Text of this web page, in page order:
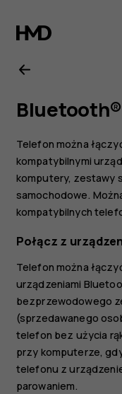
Nokia
G21
—
Bluetooth®
Telefon można
kompatybilnymi
komputery, zestawy
samochodowe.
kompatybilnych
Połącz z
Telefon można
urządzeniami
bezprzewodowego
(sprzedawanego
telefon bez użycia
przy komputerze,
telefonu z
parowaniem.